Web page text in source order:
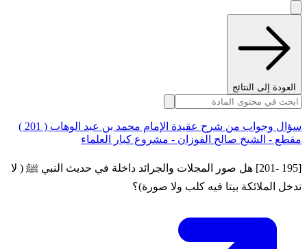
العودة إلى النتائج
سؤال وجواب من شرح عقيدة الإمام محمد بن عبد الوهاب ( 201 )
مقطع - الشيخ صالح الفوزان - مشروع كبار العلماء
[195 -201] هل صور المجلات والجرائد داخلة في حديث النبي ﷺ ( لا
تدخل الملائكة بيتا فيه كلب ولا صورة)؟